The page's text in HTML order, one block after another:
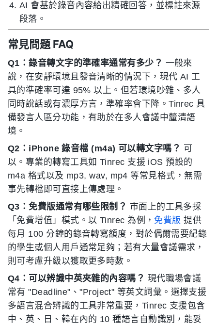
AI 會基於錄音內容給出精確回答，並標註來源
段落。
常見問題 FAQ
Q1：錄音轉文字的準確率通常有多少？ 一般來
說，在安靜環境且發音清晰的情況下，現代 AI 工
具的準確率可達 95% 以上。但若環境吵雜、多人
同時說話或有濃厚方言，準確率會下降。Tinrec 具
備發言人區分功能，有助於在多人會議中釐清語
境。
Q2：iPhone 錄音檔 (m4a) 可以轉文字嗎？ 可
以。專業的轉寫工具如 Tinrec 支援 iOS 預設的
m4a 格式以及 mp3, wav, mp4 等常見格式，無需
事先轉檔即可直接上傳處理。
Q3：免費版通常有哪些限制？ 市面上的工具多採
「免費增值」模式。以 Tinrec 為例， 免費版 提供
每月 100 分鐘的錄音轉寫額度，對於偶爾需要紀錄
的學生或個人用戶通常足夠；若有大量會議需求，
則可考慮升級以獲取更多時數。
Q4：可以辨識中英夾雜的內容嗎？ 現代職場會議
常有 "Deadline"、"Project" 等英文詞彙。選擇支援
多語言混合辨識的工具非常重要，Tinrec 支援包含
中、英、日、韓在內的 10 種語言自動識別，能妥